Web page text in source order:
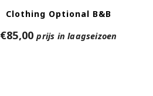
Clothing Optional B&B
€85,00 prijs in laagseizoen